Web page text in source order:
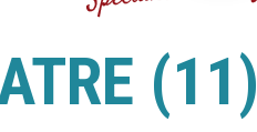
(11)